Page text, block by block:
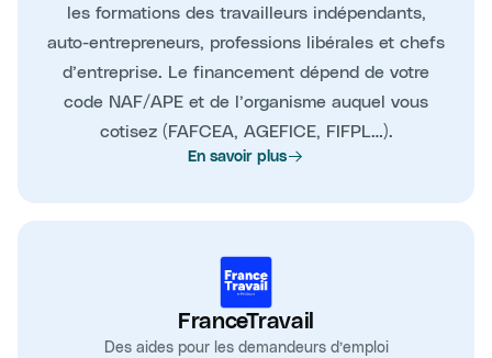
les formations des travailleurs indépendants,
auto-entrepreneurs, professions libérales et chefs
d’entreprise. Le financement dépend de votre
code NAF/APE et de l’organisme auquel vous
cotisez (FAFCEA, AGEFICE, FIFPL…).
En savoir plus
FranceTravail
Des aides pour les demandeurs d’emploi